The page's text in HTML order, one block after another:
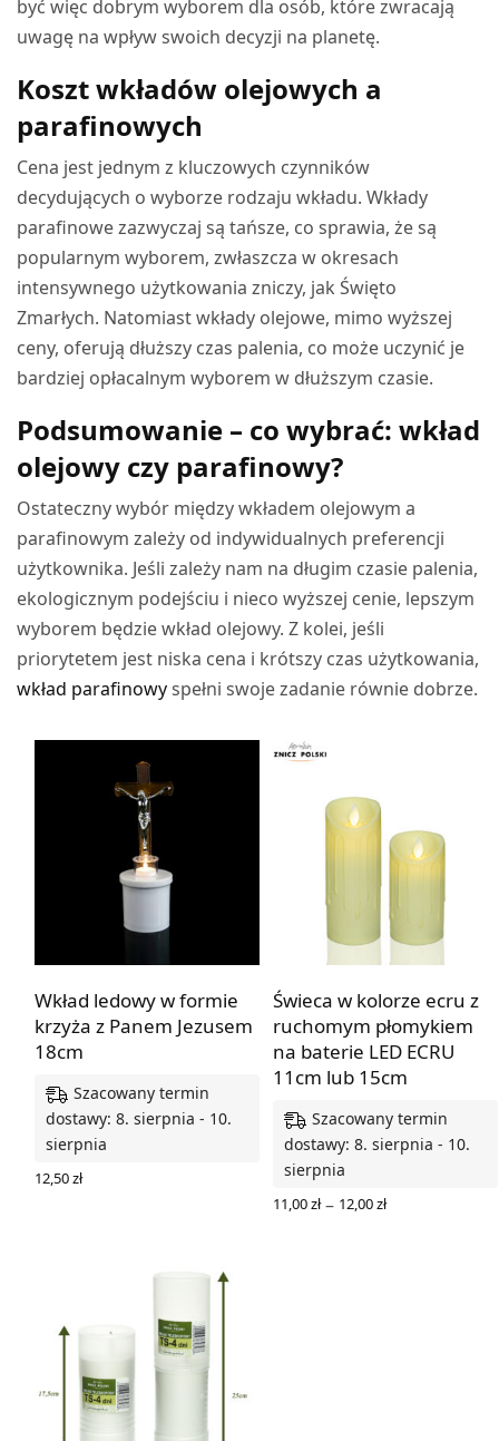
być więc dobrym wyborem dla osób, które zwracają
uwagę na wpływ swoich decyzji na planetę.
Koszt wkładów olejowych a
parafinowych
Cena jest jednym z kluczowych czynników
decydujących o wyborze rodzaju wkładu. Wkłady
parafinowe zazwyczaj są tańsze, co sprawia, że są
popularnym wyborem, zwłaszcza w okresach
intensywnego użytkowania zniczy, jak Święto
Zmarłych. Natomiast wkłady olejowe, mimo wyższej
ceny, oferują dłuższy czas palenia, co może uczynić je
bardziej opłacalnym wyborem w dłuższym czasie.
Podsumowanie – co wybrać: wkład
olejowy czy parafinowy?
Ostateczny wybór między wkładem olejowym a
parafinowym zależy od indywidualnych preferencji
użytkownika. Jeśli zależy nam na długim czasie palenia,
ekologicznym podejściu i nieco wyższej cenie, lepszym
wyborem będzie wkład olejowy. Z kolei, jeśli
priorytetem jest niska cena i krótszy czas użytkowania,
wkład parafinowyspełni swoje zadanie równie dobrze.
Wkład ledowy w formie
krzyża z Panem Jezusem
18cm
Szacowany termin
dostawy: 8. sierpnia - 10.
sierpnia
12,50zł
Świeca w kolorze ecru z
ruchomym płomykiem
na baterie LED ECRU
11cm lub 15cm
Szacowany termin
dostawy: 8. sierpnia - 10.
sierpnia
11,00zł – 12,00złZakres